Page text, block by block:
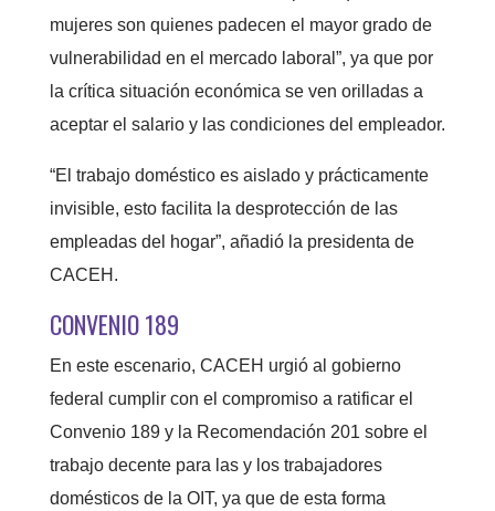
mujeres son quienes padecen el mayor grado de
vulnerabilidad en el mercado laboral”, ya que por
la crítica situación económica se ven orilladas a
aceptar el salario y las condiciones del empleador.
“El trabajo doméstico es aislado y prácticamente
invisible, esto facilita la desprotección de las
empleadas del hogar”, añadió la presidenta de
CACEH.
CONVENIO 189
En este escenario, CACEH urgió al gobierno
federal cumplir con el compromiso a ratificar el
Convenio 189 y la Recomendación 201 sobre el
trabajo decente para las y los trabajadores
domésticos de la OIT, ya que de esta forma